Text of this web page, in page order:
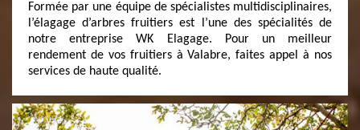
Formée par une équipe de spécialistes multidisciplinaires,
l’élagage d’arbres fruitiers est l’une des spécialités de
notre entreprise WK Elagage. Pour un meilleur
rendement de vos fruitiers à Valabre, faites appel à nos
services de haute qualité.